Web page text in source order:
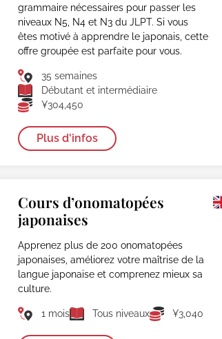
grammaire nécessaires pour passer les
niveaux N5, N4 et N3 du JLPT. Si vous
êtes motivé à apprendre le japonais, cette
offre groupée est parfaite pour vous.
35 semaines
Débutant et intermédiaire
¥304,450
Plus d'infos
Cours d’onomatopées
japonaises
Apprenez plus de 200 onomatopées
japonaises, améliorez votre maîtrise de la
langue japonaise et comprenez mieux sa
culture.
1 mois Tous niveaux ¥3,040